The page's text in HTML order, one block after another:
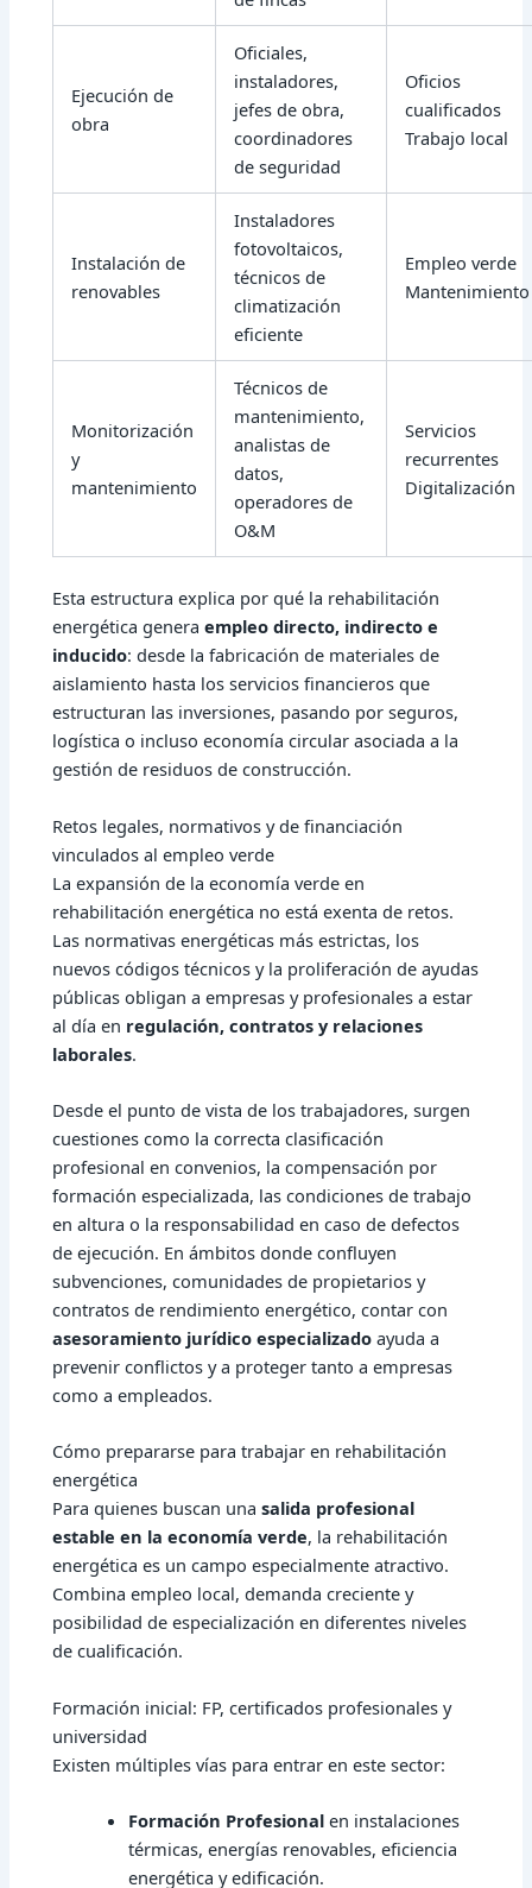
Ejecución de
obra
Oficiales,
instaladores,
jefes de obra,
coordinadores
de seguridad
Oficios
cualificados
Trabajo local
Instalación de
renovables
Instaladores
fotovoltaicos,
técnicos de
climatización
eficiente
Empleo verde
Mantenimiento
Monitorización
y
mantenimiento
Técnicos de
mantenimiento,
analistas de
datos,
operadores de
O&M
Servicios
recurrentes
Digitalización
Esta estructura explica por qué la rehabilitación
energética generaempleo directo, indirecto e
inducido: desde la fabricación de materiales de
aislamiento hasta los servicios financieros que
estructuran las inversiones, pasando por seguros,
logística o incluso economía circular asociada a la
gestión de residuos de construcción.
Retos legales, normativos y de financiación
vinculados al empleo verde
La expansión de laeconomía verde en
rehabilitación energética no está exenta de retos.
Las normativas energéticas más estrictas, los
nuevos códigos técnicos y la proliferación de ayudas
públicas obligan a empresas y profesionales a estar
al día en regulación, contratos y relaciones
laborales.
Desde el punto de vista de los trabajadores, surgen
cuestiones como la correcta clasificación
profesional en convenios, la compensación por
formación especializada, las condiciones de trabajo
en altura o la responsabilidad en caso de defectos
de ejecución. En ámbitos donde confluyen
subvenciones, comunidades de propietarios y
contratos de rendimiento energético, contar con
asesoramiento jurídico especializado ayuda a
prevenir conflictos y a proteger tanto a empresas
como a empleados.
Cómo prepararse para trabajar en rehabilitación
energética
Para quienes buscan unasalida profesional
estable en la economía verde, la rehabilitación
energética es un campo especialmente atractivo.
Combina empleo local, demanda creciente y
posibilidad de especialización en diferentes niveles
de cualificación.
Formación inicial: FP, certificados profesionales y
universidad
Existen múltiples vías para entrar en este sector:
Formación Profesional en instalaciones
térmicas, energías renovables, eficiencia
energética y edificación.